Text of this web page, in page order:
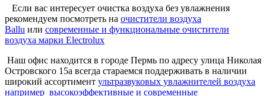
Если вас интересует очистка воздуха без увлажнения
рекомендуем посмотреть на очистители воздуха
Ballu или современные и функциональные очистители
воздуха марки Electrolux
Наш офис находится в городе Пермь по адресу улица Николая
Островского 15а всегда стараемся поддерживать в наличии
широкий ассортимент ультразвуковых увлажнителей воздуха
например высокоэффективные и современные